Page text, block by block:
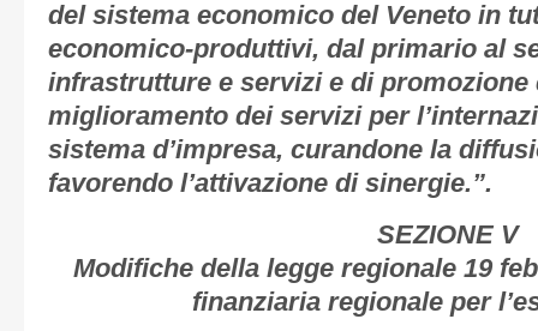
del sistema economico del Veneto in
economico-produttivi, dal primario al
infrastrutture e servizi e di promozione
miglioramento dei servizi per
sistema d’impresa, curandone la
favorendo l’attivazione di sinergie.”.
SEZIONE V
Modifiche della legge regionale 19
finanziaria regionale per